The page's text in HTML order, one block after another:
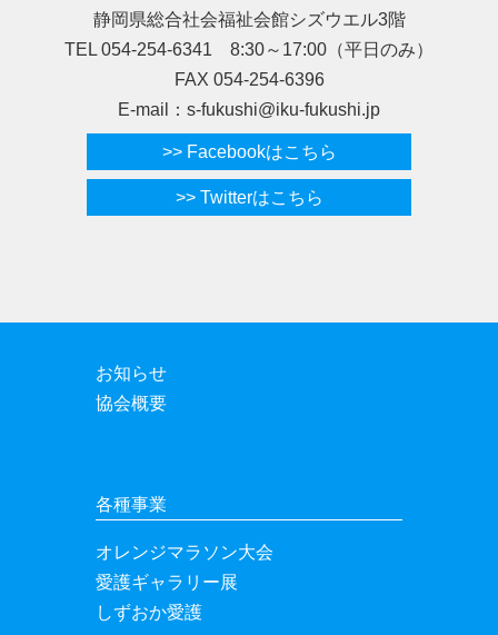
静岡県総合社会福祉会館シズウエル3階
TEL 054-254-6341 8:30～17:00（平日のみ）
FAX 054-254-6396
E-mail：s-fukushi@iku-fukushi.jp
>> Facebookはこちら
>> Twitterはこちら
お知らせ
協会概要
各種事業
オレンジマラソン大会
愛護ギャラリー展
しずおか愛護